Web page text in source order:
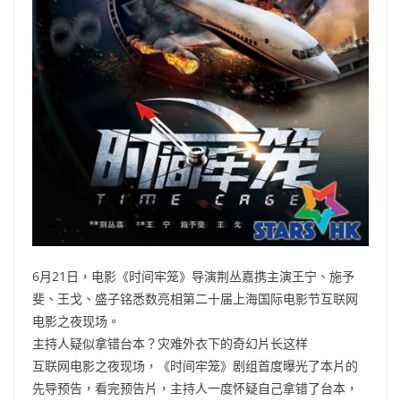
6月21日，电影《时间牢笼》导演荆丛嘉携主演王宁、施予
斐、王戈、盛子铭悉数亮相第二十届上海国际电影节互联网
电影之夜现场。
主持人疑似拿错台本？灾难外衣下的奇幻片长这样
互联网电影之夜现场，《时间牢笼》剧组首度曝光了本片的
先导预告，看完预告片，主持人一度怀疑自己拿错了台本，